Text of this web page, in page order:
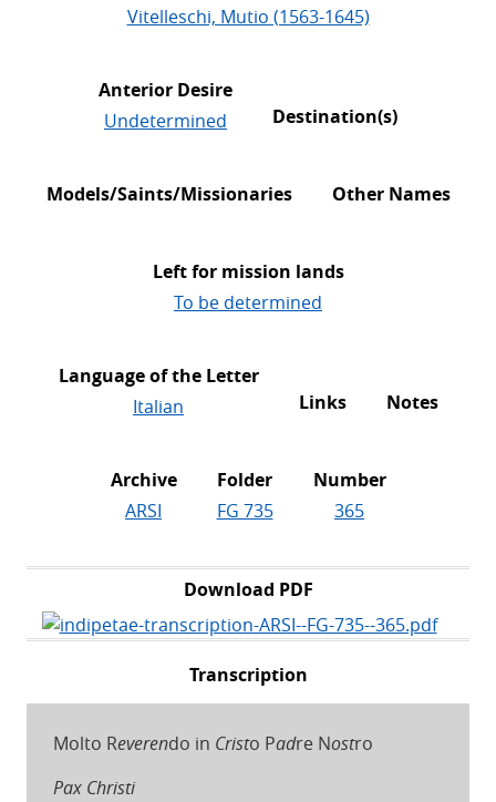
Vitelleschi, Mutio (1563-1645)
Anterior Desire
Undetermined
Destination(s)
Models/Saints/Missionaries Other Names
Left for mission lands
To be determined
Language of the Letter
Italian
Links Notes
Archive
ARSI
Folder
FG 735
Number
365
Download PDF
Transcription
Molto Reverendo in Cristo Padre Nostro
Pax Christi